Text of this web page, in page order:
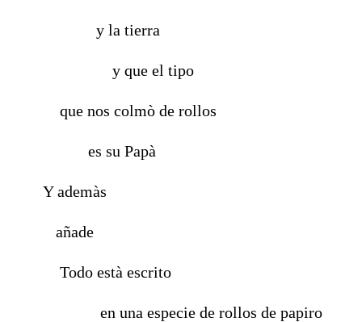
y la tierra
y que el tipo
que nos colmò de rollos
es su Papà
Y ademàs
añade
Todo està escrito
en una especie de rollos de papiro